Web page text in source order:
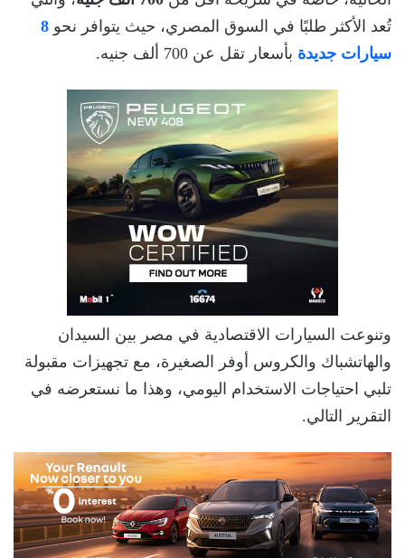
تُعد الأكثر طلبًا في السوق المصري، حيث يتوافر نحو 8
سيارات جديدة بأسعار تقل عن 700 ألف جنيه.
وتنوعت السيارات الاقتصادية في مصر بين السيدان
والهاتشباك والكروس أوفر الصغيرة، مع تجهيزات مقبولة
تلبي احتياجات الاستخدام اليومي، وهذا ما نستعرضه في
التقرير التالي.